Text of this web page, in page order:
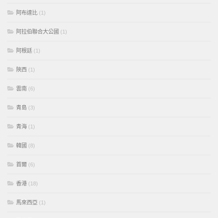
阿布達比 (1)
阿拉伯聯合大公國 (1)
阿根廷 (1)
陝西 (1)
雲南 (6)
青島 (3)
青海 (1)
韓國 (8)
首爾 (6)
香港 (18)
馬來西亞 (1)